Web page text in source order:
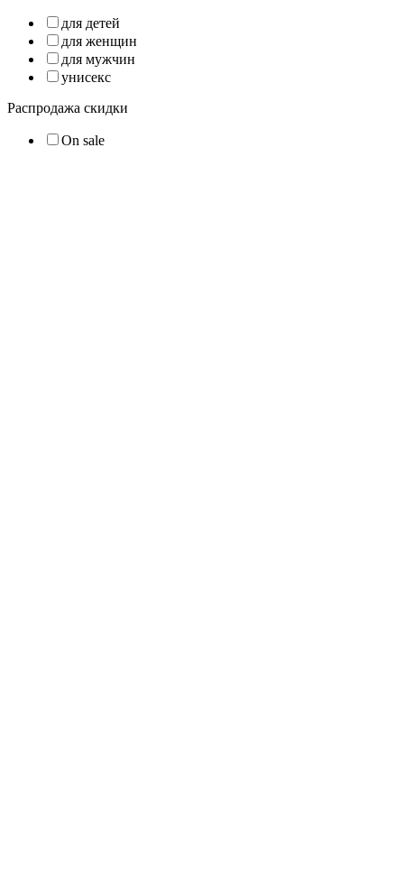
для детей
для женщин
для мужчин
унисекс
Распродажа скидки
On sale